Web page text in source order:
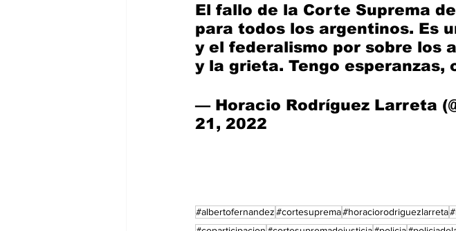
El fallo de la Corte Suprema
para todos los argentinos. Es
y el federalismo por sobre los
y la grieta. Tengo esperanzas,
— Horacio Rodríguez Larreta
21, 2022
#albertofernandez#cortesuprema#horaciorodriguezlarreta